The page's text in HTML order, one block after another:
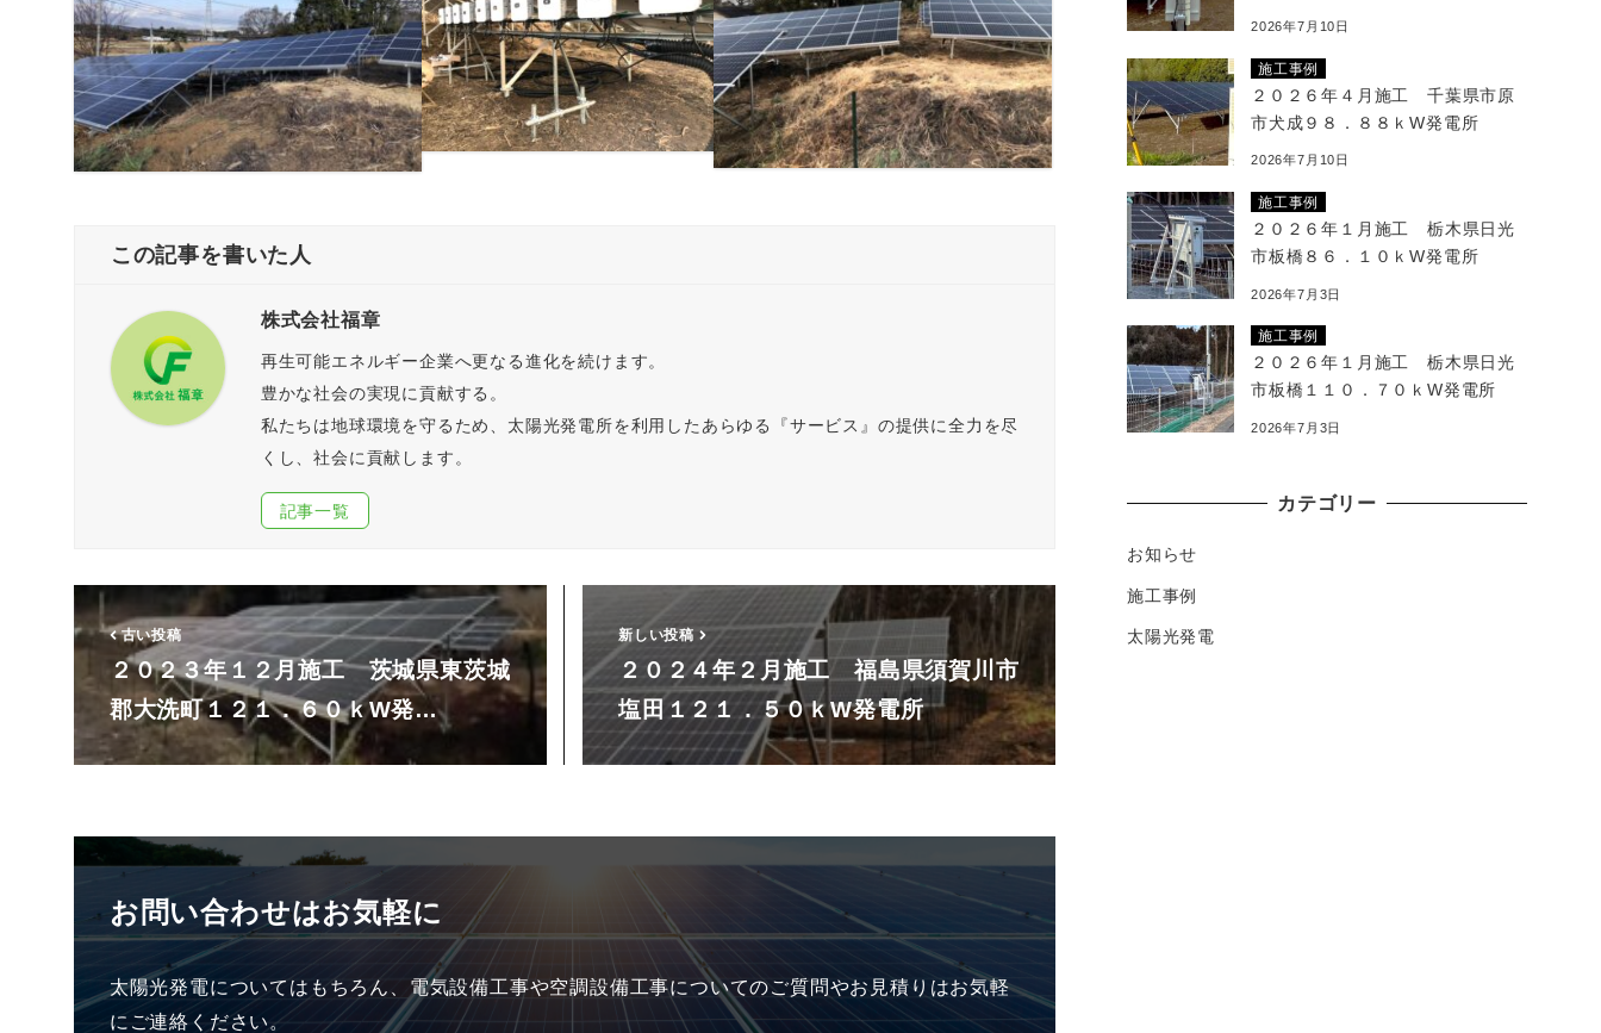
この記事を書いた人
株式会社福章
再生可能エネルギー企業へ更なる進化を続けます。
豊かな社会の実現に貢献する。
私たちは地球環境を守るため、太陽光発電所を利用したあらゆる『サービス』の提供に全力を尽
くし、社会に貢献します。
記事一覧
古い投稿
２０２３年１２月施工 茨城県東茨城
郡大洗町１２１．６０ｋW発…
新しい投稿
２０２４年２月施工 福島県須賀川市
塩田１２１．５０ｋW発電所
お問い合わせはお気軽に
太陽光発電についてはもちろん、電気設備工事や空調設備工事についてのご質問やお見積りはお気軽
にご連絡ください。
2026年7月10日
施工事例
２０２６年４月施工 千葉県市原
市犬成９８．８８ｋW発電所
2026年7月10日
施工事例
２０２６年１月施工 栃木県日光
市板橋８６．１０ｋW発電所
2026年7月3日
施工事例
２０２６年１月施工 栃木県日光
市板橋１１０．７０ｋW発電所
2026年7月3日
カテゴリー
お知らせ
施工事例
太陽光発電